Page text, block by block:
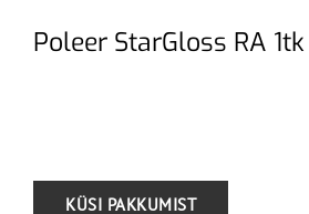
Poleer StarGloss RA